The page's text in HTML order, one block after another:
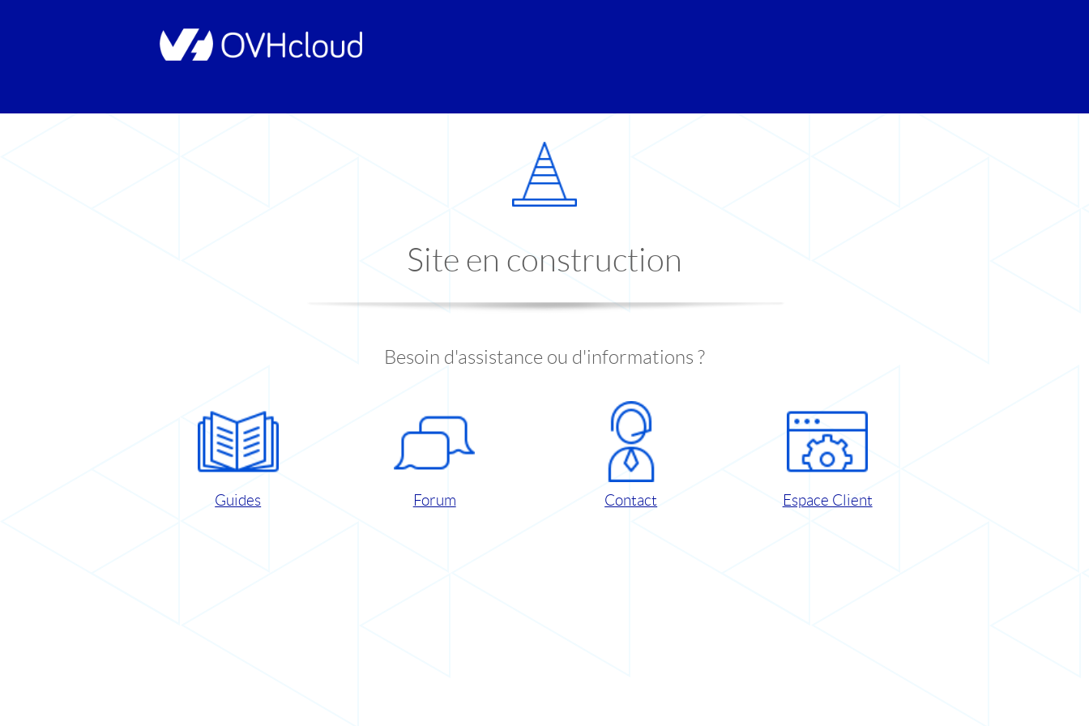
Site en construction
Besoin d'assistance ou d'informations ?
Guides Forum Contact Espace Client